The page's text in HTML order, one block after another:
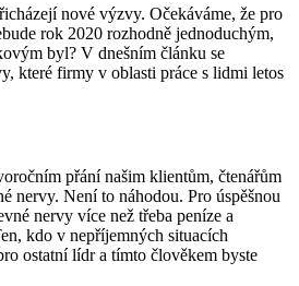
nové výzvy. Očekáváme, že pro
rok 2020 rozhodně jednoduchým,
byl? V dnešním článku se
které firmy v oblasti práce s lidmi letos
přání našim klientům, čtenářům
nervy. Není to náhodou. Pro úspěšnou
nervy více než třeba peníze a
kdo v nepříjemných situacích
ostatní lídr a tímto člověkem byste